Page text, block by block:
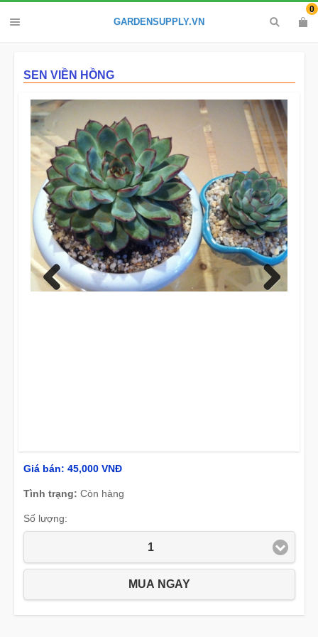
GARDENSUPPLY.VN
0
SEN VIỀN HỒNG
Giá bán: 45,000 VNĐ
Tình trạng: Còn hàng
Số lượng:
1
MUA NGAY